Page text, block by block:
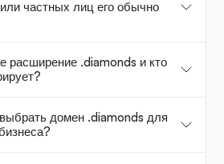
частных лиц его обычно
расширение .diamonds и кто
домен .diamonds для